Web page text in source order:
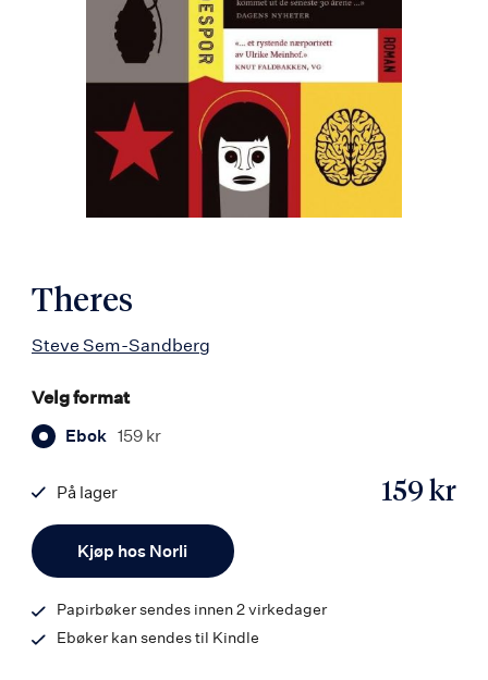
Theres
Steve Sem-Sandberg
Velg format
Ebok 159 kr
Kjøp hos Norli
159 kr
På lager
9788203219719
Papirbøker sendes innen 2 virkedager
Ebøker kan sendes til Kindle